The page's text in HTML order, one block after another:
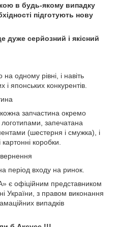
в будь-якому випадку
підготують нову
серйозний і якісний
одному рівні, і навіть
японських конкурентів.
запчастина окремо
запечатана
(шестерня і смужка), і
коробки.
період входу на ринок.
офіційним представником
України, з правом виконання
випадків